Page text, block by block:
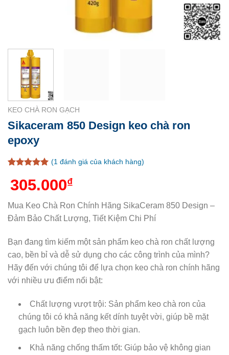
KEO CHÀ RON GẠCH
Sikaceram 850 Design keo chà ron
epoxy
dựa trên
đánh giá
(1đánh giá của khách hàng)
305.000₫
Mua Keo Chà Ron Chính Hãng SikaCeram 850 Design –
Đảm Bảo Chất Lượng, Tiết Kiệm Chi Phí
Bạn đang tìm kiếm một sản phẩm keo chà ron chất lượng
cao, bền bỉ và dễ sử dụng cho các công trình của mình?
Hãy đến với chúng tôi để lựa chọn keo chà ron chính hãng
với nhiều ưu điểm nổi bật:
Chất lượng vượt trội: Sản phẩm keo chà ron của
chúng tôi có khả năng kết dính tuyệt vời, giúp bề mặt
gạch luôn bền đẹp theo thời gian.
Khả năng chống thấm tốt: Giúp bảo vệ không gian